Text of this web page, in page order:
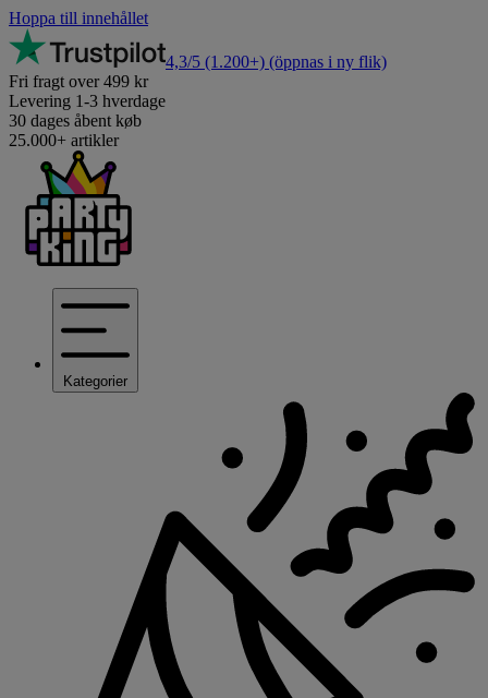
Hoppa till innehållet
4,3/5 (1.200+) (öppnas i ny flik)
Fri fragt over 499 kr
Levering 1-3 hverdage
30 dages åbent køb
25.000+ artikler
Kategorier